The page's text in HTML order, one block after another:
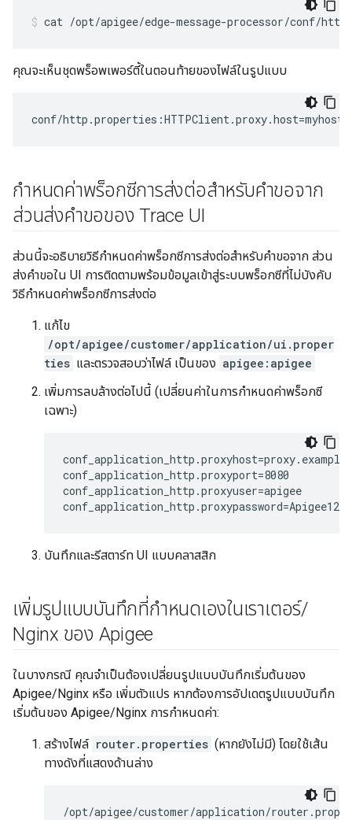
cat /opt/apigee/edge-message-processor/conf/
คุณจะเห็นชุดพร็อพเพอร์ตี้ในตอนท้ายของไฟล์ในรูปแบบ
conf/
กำหนดค่าพร็อกซีการส่งต่อสำหรับคำขอจาก
ส่วนส่งคำขอของ Trace UI
ส่วนนี้จะอธิบายวิธีกำหนดค่าพร็อกซีการส่งต่อสำหรับคำขอจาก ส่วน
ส่งคำขอใน UI การติดตามพร้อมข้อมูลเข้าสู่ระบบพร็อกซีที่ไม่บังคับ
วิธีกำหนดค่าพร็อกซีการส่งต่อ
แก้ไข
/opt/apigee/customer/application/ui.proper
ties และตรวจสอบว่าไฟล์ เป็นของ apigee:apigee
เพิ่มการลบล้างต่อไปนี้ (เปลี่ยนค่าในการกำหนดค่าพร็อกซี
เฉพาะ)
conf_application_http.proxyport=8080
conf_application_http.proxyuser=apigee
conf_application_http.proxypassword=Apigee123!
บันทึกและรีสตาร์ท UI แบบคลาสสิก
เพิ่มรูปแบบบันทึกที่กำหนดเองในเราเตอร์/
Nginx ของ Apigee
ในบางกรณี คุณจำเป็นต้องเปลี่ยนรูปแบบบันทึกเริ่มต้นของ
Apigee/Nginx หรือ เพิ่มตัวแปร หากต้องการอัปเดตรูปแบบบันทึก
เริ่มต้นของ Apigee/Nginx การกำหนดค่า:
สร้างไฟล์ router.properties (หากยังไม่มี) โดยใช้เส้น
ทางดังที่แสดงด้านล่าง
/opt/apigee/customer/application/